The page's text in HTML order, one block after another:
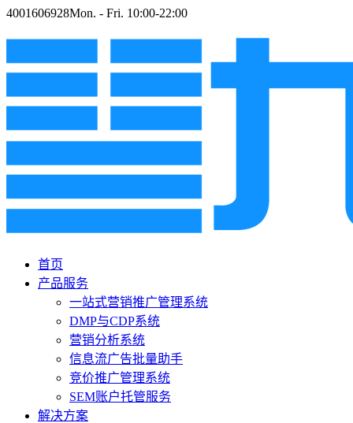
4001606928Mon. - Fri. 10:00-22:00
首页
产品服务
一站式营销推广管理系统
DMP与CDP系统
营销分析系统
信息流广告批量助手
竞价推广管理系统
SEM账户托管服务
解决方案